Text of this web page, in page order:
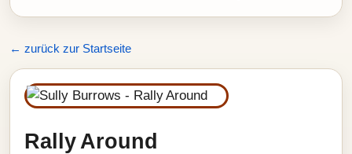
← zurück zur Startseite
Rally Around